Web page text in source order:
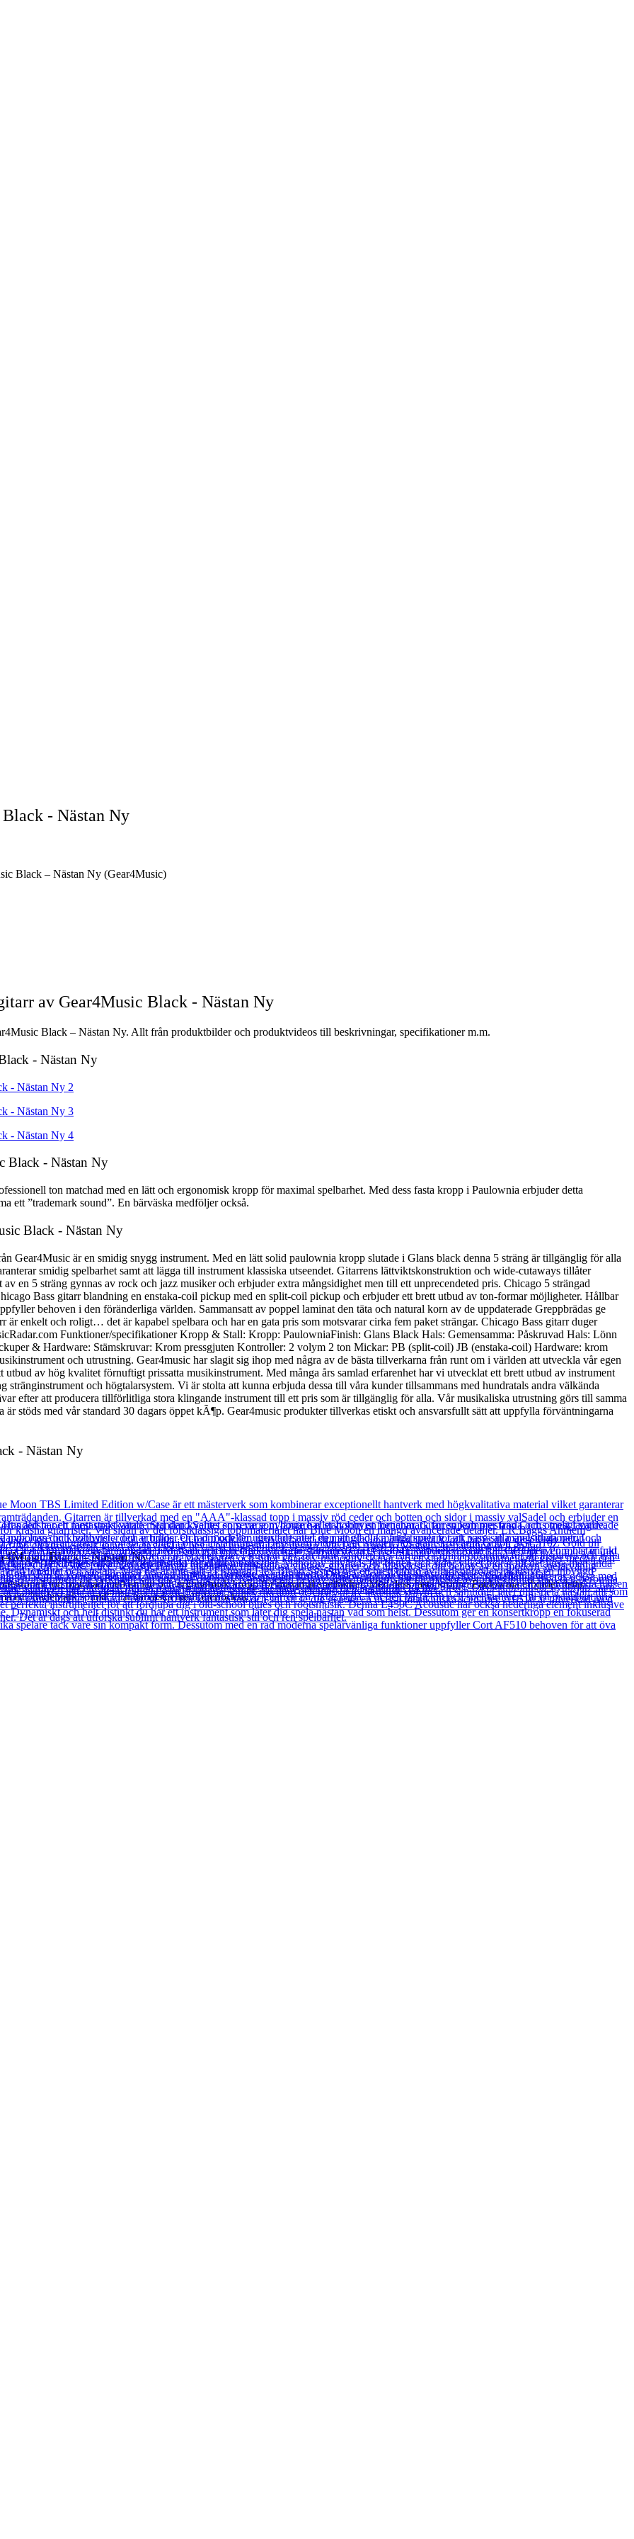
- Nästan Ny
Black – Nästan Ny (Gear4Music)
av Gear4Music Black - Nästan Ny
Black – Nästan Ny. Allt från produktbilder och produktvideos till beskrivningar, specifikationer m.m.
- Nästan Ny
Black - Nästan Ny
ton matchad med en lätt och ergonomisk kropp för maximal spelbarhet. Med dess fasta kropp i Paulownia erbjuder detta
ett ”trademark sound”. En bärväska medföljer också.
Black - Nästan Ny
Gear4Music är en smidig snygg instrument. Med en lätt solid paulownia kropp slutade i Glans black denna 5 sträng är tillgänglig för alla
smidig spelbarhet samt att lägga till instrument klassiska utseendet. Gitarrens lättviktskonstruktion och wide-cutaways tillåter
en 5 sträng gynnas av rock och jazz musiker och erbjuder extra mångsidighet men till ett unprecendeted pris. Chicago 5 strängad
Bass gitarr blandning en enstaka-coil pickup med en split-coil pickup och erbjuder ett brett utbud av ton-formar möjligheter. Hållbar
behoven i den föränderliga världen. Sammansatt av poppel laminat den täta och natural korn av de uppdaterade Greppbrädas ge
enkelt och roligt… det är kapabel spelbara och har en gata pris som motsvarar cirka fem paket strängar. Chicago Bass gitarr duger
Funktioner/specifikationer Kropp & Stall: Kropp: PaulowniaFinish: Glans Black Hals: Gemensamma: Påskruvad Hals: Lönn
& Hardware: Stämskruvar: Krom pressgjuten Kontroller: 2 volym 2 ton Mickar: PB (split-coil) JB (enstaka-coil) Hardware: krom
och utrustning. Gear4music har slagit sig ihop med några av de bästa tillverkarna från runt om i världen att utveckla vår egen
av hög kvalitet förnuftigt prissatta musikinstrument. Med många års samlad erfarenhet har vi utvecklat ett brett utbud av instrument
och högtalarsystem. Vi är stolta att kunna erbjuda dessa till våra kunder tillsammans med hundratals andra välkända
efter att producera tillförlitliga stora klingande instrument till ett pris som är tillgänglig för alla. Vår musikaliska utrustning görs till samma
stöds med vår standard 30 dagars öppet kÃ¶p. Gear4music produkter tillverkas etiskt och ansvarsfullt sätt att uppfylla förväntningarna
- Nästan Ny
Black - Nästan Ny
ton matchad med en lätt och ergonomisk kropp för maximal spelbarhet. Med dess fasta kropp i Paulownia erbjuder detta
ett ”trademark sound”. En bärväska medföljer också.